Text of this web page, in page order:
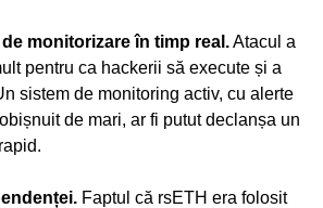
monitorizare în timp real.Atacul a
pentru ca hackerii să execute și a
sistem de monitoring activ, cu alerte
de mari, ar fi putut declanșa un
Faptul că rsETH era folosit